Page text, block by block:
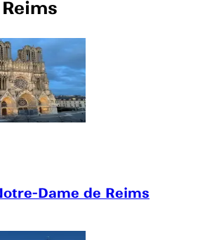
Reims
Dame de Reims